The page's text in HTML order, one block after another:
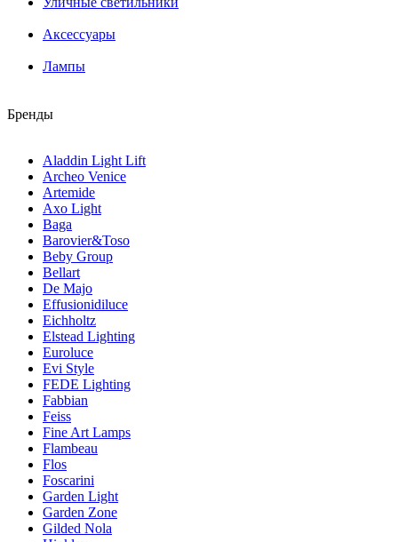
Аксессуары
Лампы
Бренды
Aladdin Light Lift
Archeo Venice
Artemide
Axo Light
Baga
Barovier&Toso
Beby Group
Bellart
De Majo
Effusionidiluce
Eichholtz
Elstead Lighting
Euroluce
Evi Style
FEDE Lighting
Fabbian
Feiss
Fine Art Lamps
Flambeau
Flos
Foscarini
Garden Light
Garden Zone
Gilded Nola